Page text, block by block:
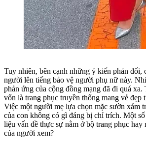
Tuy nhiên, bên cạnh những ý kiến phản đối,
người lên tiếng bảo vệ người phụ nữ này.
phản ứng của cộng đồng mạng đã đi quá xa.
vốn là trang phục truyền thống mang vẻ đẹp
Việc một người mẹ lựa chọn mặc sườn xám
của con không có gì đáng bị chỉ trích. Một
liệu vấn đề thực sự nằm ở bộ trang phục hay
của người xem?